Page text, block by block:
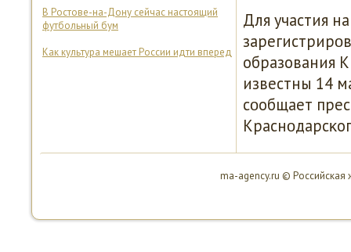
В Ростове-на-Дону сейчас настоящий
футбольный бум
Как культура мешает России идти вперед
Для участия
образования
известны 14
сοобщает
ma-agency.ru ©